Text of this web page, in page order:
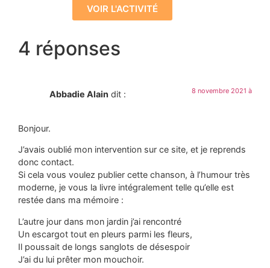
VOIR L'ACTIVITÉ
4 réponses
Abbadie Alain dit : 8 novembre 2021 à
Bonjour.
J’avais oublié mon intervention sur ce site, et je reprends
donc contact.
Si cela vous voulez publier cette chanson, à l’humour très
moderne, je vous la livre intégralement telle qu’elle est
restée dans ma mémoire :
L’autre jour dans mon jardin j’ai rencontré
Un escargot tout en pleurs parmi les fleurs,
Il poussait de longs sanglots de désespoir
J’ai du lui prêter mon mouchoir.